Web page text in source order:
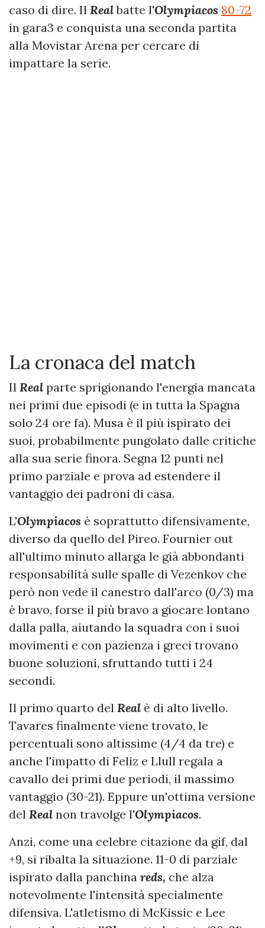
caso di dire. Il Realbatte l'Olympiacos 80-72
in gara3 e conquista una seconda partita
alla Movistar Arena per cercare di
impattare la serie.
La cronaca del match
Il Real parte sprigionando l'energia mancata
nei primi due episodi (e in tutta la Spagna
solo 24 ore fa). Musa è il più ispirato dei
suoi, probabilmente pungolato dalle critiche
alla sua serie finora. Segna 12 punti nel
primo parziale e prova ad estendere il
vantaggio dei padroni di casa.
L'Olympiacos è soprattutto difensivamente,
diverso da quello del Pireo. Fournier out
all'ultimo minuto allarga le già abbondanti
responsabilità sulle spalle di Vezenkov che
però non vede il canestro dall'arco (0/3) ma
è bravo, forse il più bravo a giocare lontano
dalla palla, aiutando la squadra con i suoi
movimenti e con pazienza i greci trovano
buone soluzioni, sfruttando tutti i 24
secondi.
Il primo quarto del Real è di alto livello.
Tavares finalmente viene trovato, le
percentuali sono altissime (4/4 da tre) e
anche l'impatto di Feliz e Llull regala a
cavallo dei primi due periodi, il massimo
vantaggio (30-21). Eppure un'ottima versione
del Real non travolge l'Olympiacos.
Anzi, come una celebre citazione da gif, dal
+9, si ribalta la situazione. 11-0 di parziale
ispirato dalla panchina reds, che alza
notevolmente l'intensità specialmente
difensiva. L'atletismo di McKissic e Lee